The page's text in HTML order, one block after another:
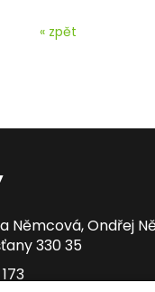
« zpět
Němcová, Ondřej
330 35